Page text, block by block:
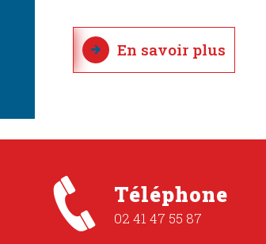
En savoir plus
Téléphone
02 41 47 55 87